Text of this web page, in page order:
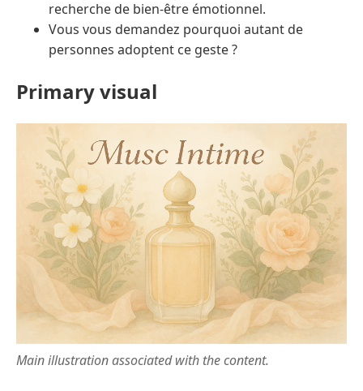
recherche de bien-être émotionnel.
Vous vous demandez pourquoi autant de
personnes adoptent ce geste ?
Primary visual
Main illustration associated with the content.